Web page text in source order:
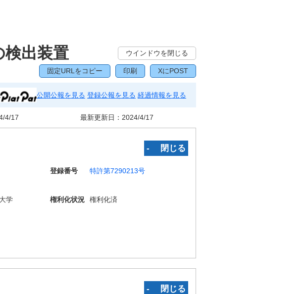
検出装置 ウインドウを閉じる
固定URLをコピー 印刷 XにPOST
公開公報を見る 登録公報を見る 経過情報を見る
4/17 最新更新日： 2024/4/17
‐ 閉じる
登録番号
特許第7290213号
学 権利化状況
権利化済
‐ 閉じる